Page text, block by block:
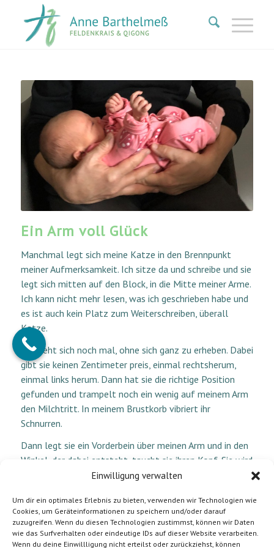
Einwilligung verwalten
Um dir ein optimales Erlebnis zu bieten, verwenden wir Technologien wie
Cookies, um Geräteinformationen zu speichern und/oder darauf
zuzugreifen. Wenn du diesen Technologien zustimmst, können wir Daten
wie das Surfverhalten oder eindeutige IDs auf dieser Website verarbeiten.
Wenn du deine Einwillligung nicht erteilst oder zurückziehst, können
Ein Arm voll Glück
Manchmal legt sich meine Katze in den Brennpunkt
meiner Aufmerksamkeit. Ich sitze da und schreibe und sie
legt sich mitten auf den Block, in die Mitte meiner Arme.
Ich kann nicht mehr lesen, was ich geschrieben habe und
es ist auch kein Platz zum Weiterschreiben, überall
Katze.
Sie dreht sich noch mal, ohne sich ganz zu erheben. Dabei
gibt sie keinen Zentimeter preis, einmal rechtsherum,
einmal links herum. Dann hat sie die richtige Position
gefunden und trampelt noch ein wenig auf meinem Arm
den Milchtritt. In meinem Brustkorb vibriert ihr
Schnurren.
Dann legt sie ein Vorderbein über meinen Arm und in den
Winkel, der dabei entsteht, taucht sie ihren Kopf. Sie wird
nun eine Weile bleiben, wenn ich sie nicht störe, was ich
gut und das Schnurren beruhigt mich so, dass mir mein
ursprüngliches Vorhaben egal ist.
Die Katze im Arm denke ich darüber nach, wie oft ich das